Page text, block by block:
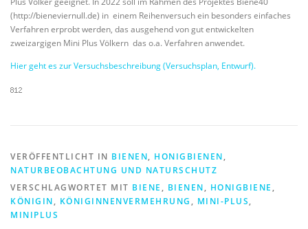
(http://bieneviernull.de) in einem Reihenversuch ein besonders einfaches
Verfahren erprobt werden, das ausgehend von gut entwickelten
zweizargigen Mini Plus Völkern das o.a. Verfahren anwendet.
Hier geht es zur Versuchsbeschreibung (Versuchsplan, Entwurf).
VERÖFFENTLICHT IN BIENEN, HONIGBIENEN,
NATURBEOBACHTUNG UND NATURSCHUTZ
VERSCHLAGWORTET MIT BIENE , BIENEN, HONIGBIENE ,
KÖNIGIN, KÖNIGINNENVERMEHRUNG , MINI-PLUS,
MINIPLUS